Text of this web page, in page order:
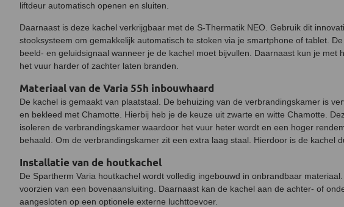
liftdeur automatisch openen en sluiten.
Daarnaast is deze kachel verkrijgbaar met de S-Thermatik NEO. Gebruik dit
stooksysteem om gemakkelijk automatisch te stoken via je smartphone of tablet.
beeld- en geluidsignaal wanneer je de kachel moet bijvullen. Daarnaast kun je met
het vuur harder of zachter laten branden.
Materiaal van de Varia 55h inbouwhaard
De kachel is gemaakt van plaatstaal. De behuizing van de verbrandingskamer is
en bekleed met Chamotte. Hierbij heb je de keuze uit zwarte en witte Chamotte.
isoleren de verbrandingskamer waardoor het vuur heter wordt en een hoger
behaald. Om de verbrandingskamer zit een extra laag staal. Hierdoor is de kachel
Installatie van de houtkachel
De Spartherm Varia houtkachel wordt volledig ingebouwd in onbrandbaar
voorzien van een bovenaansluiting. Daarnaast kan de kachel aan de achter- of
aangesloten op een optionele externe luchttoevoer.